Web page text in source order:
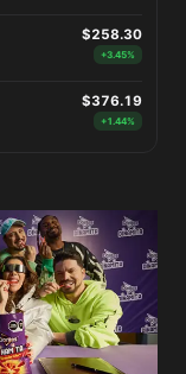
$258.30
+3.45%
$376.19
+1.44%